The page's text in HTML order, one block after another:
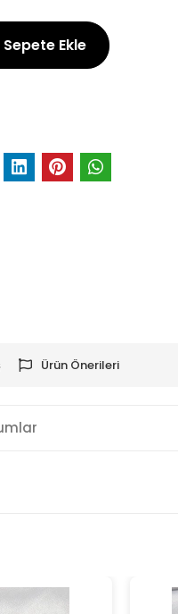
Sepete Ekle
Ürün Önerileri